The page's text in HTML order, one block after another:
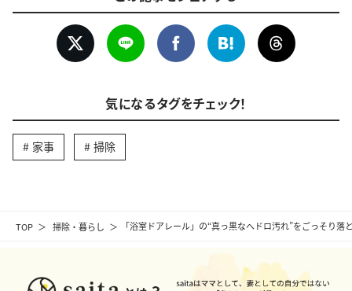
TOP 掃除・暮らし 「浴室ドアレール」の“真っ黒なヘドロ汚れ”をごっそり
気になるタグをチェック！
家事 掃除